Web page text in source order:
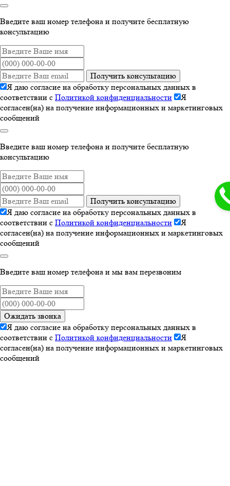
Введите ваш номер телефона и получите бесплатную
консультацию
Получить консультацию
Я даю согласие на обработку персональных данных в
соответствии с Политикой конфиденциальности
Я
согласен(на) на получение информационных и маркетинговых
сообщений
Введите ваш номер телефона и получите бесплатную
консультацию
Получить консультацию
Я даю согласие на обработку персональных данных в
соответствии с Политикой конфиденциальности
Я
согласен(на) на получение информационных и маркетинговых
сообщений
Введите ваш номер телефона и мы вам перезвоним
Ожидать звонка
Я даю согласие на обработку персональных данных в
соответствии с Политикой конфиденциальности
Я
согласен(на) на получение информационных и маркетинговых
сообщений